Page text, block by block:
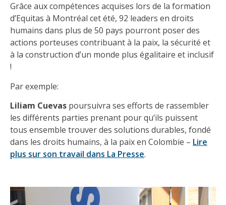
Grâce aux compétences acquises lors de la formation
d’Equitas à Montréal cet été, 92 leaders en droits
humains dans plus de 50 pays pourront poser des
actions porteuses contribuant à la paix, la sécurité et
à la construction d’un monde plus égalitaire et inclusif
!
Par exemple:
Liliam Cuevas poursuivra ses efforts de rassembler
les différents parties prenant pour qu’ils puissent
tous ensemble trouver des solutions durables, fondé
dans les droits humains, à la paix en Colombie – Lire
plus sur son travail dans La Presse.